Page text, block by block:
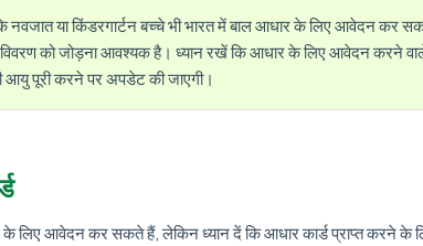
नवजात या किंडरगार्टन बच्चे भी भारत में बाल आधार के लिए आवेदन
के विवरण को जोड़ना आवश्यक है। ध्यान रखें कि आधार के लिए आवेदन करने
आयु पूरी करने पर अपडेट की जाएगी।
के लिए आवेदन कर सकते हैं, लेकिन ध्यान दें कि आधार कार्ड प्राप्त करने के